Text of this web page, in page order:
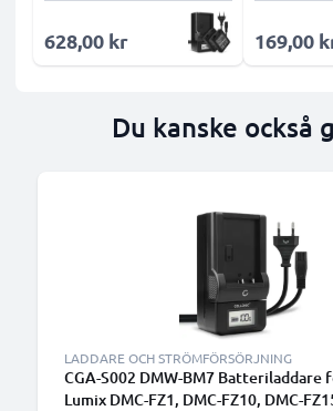
628,00 kr 169,00
Du kanske också
LADDARE OCH STRÖMFÖRSÖRJNING
CGA-S002 DMW-BM7 Batteriladdare
Lumix DMC-FZ1, DMC-FZ10, DMC-